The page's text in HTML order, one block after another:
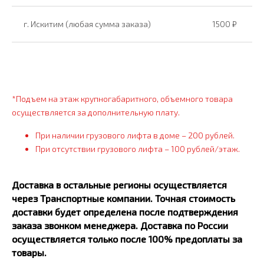
г. Искитим (любая сумма заказа) 1500 ₽
*Подъем на этаж крупногабаритного, объемного товара
осуществляется за дополнительную плату.
При наличии грузового лифта в доме – 200 рублей.
При отсутствии грузового лифта – 100 рублей/этаж.
Доставка в остальные регионы осуществляется
через Транспортные компании. Точная стоимость
доставки будет определена после подтверждения
заказа звонком менеджера. Доставка по России
осуществляется только после 100% предоплаты за
товары.